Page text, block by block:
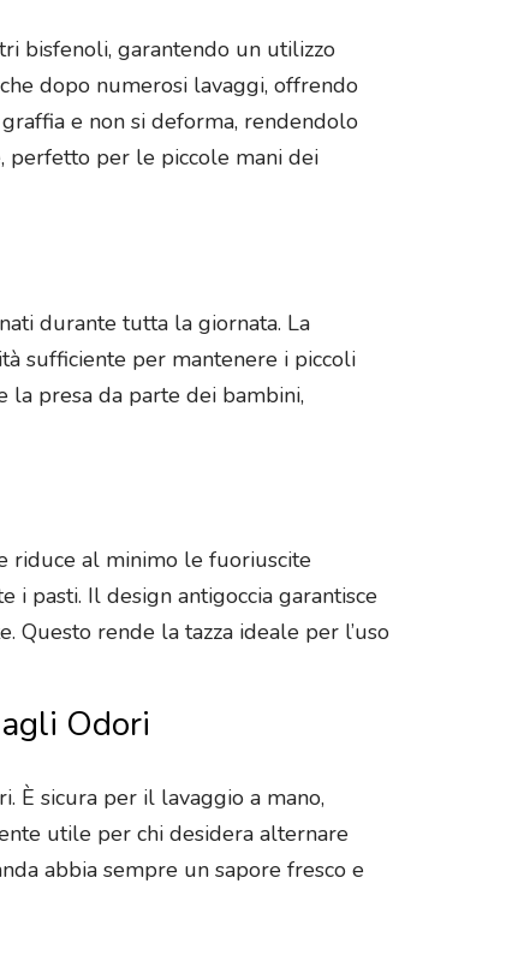
bisfenoli, garantendo un utilizzo
dopo numerosi lavaggi, offrendo
e non si deforma, rendendolo
perfetto per le piccole mani dei
durante tutta la giornata. La
sufficiente per mantenere i piccoli
la presa da parte dei bambini,
riduce al minimo le fuoriuscite
i pasti. Il design antigoccia garantisce
Questo rende la tazza ideale per l’uso
Odori
È sicura per il lavaggio a mano,
utile per chi desidera alternare
abbia sempre un sapore fresco e